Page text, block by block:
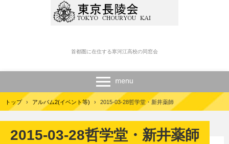
首都圏に在住する寒河江高校の同窓会
トップ › アルバム2(イベント等) › 2015-03-28哲学堂・新井薬師
2015-03-28哲学堂・新井薬師